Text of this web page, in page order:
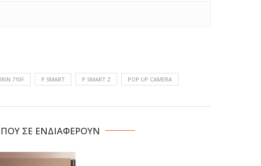
710F P SMART P SMART Z POP UP CAMERA
ΣΕ ΕΝΔΙΑΦΕΡΟΥΝ